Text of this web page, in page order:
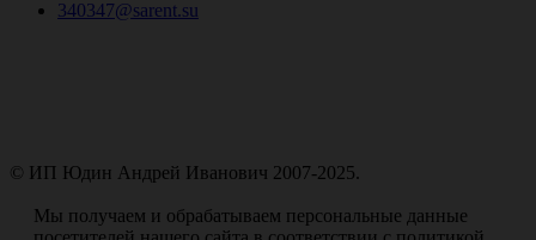
340347@sarent.su
© ИП Юдин Андрей Иванович 2007-2025.
Мы получаем и обрабатываем персональные данные